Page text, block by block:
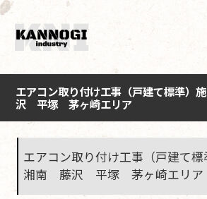
エアコン取り付け工事（戸建て標準
沢 平塚 茅ヶ崎エリア
エアコン取り付け工事（戸建て
湘南 藤沢 平塚 茅ヶ崎エリア